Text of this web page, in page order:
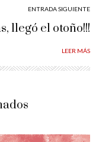
ENTRADA SIGUIENTE
llegó el otoño!!!
LEER MÁS